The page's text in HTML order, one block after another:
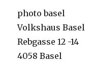
photo basel
Volkshaus Basel
Rebgasse 12 -14
4058 Basel